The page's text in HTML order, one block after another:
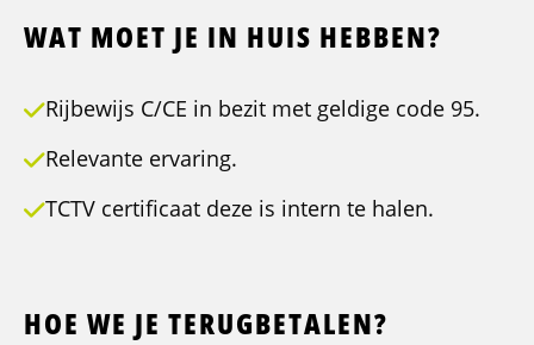
WAT MOET JE IN HUIS HEBBEN?
Rijbewijs C/CE in bezit met geldige code 95.
Relevante ervaring.
TCTV certificaat deze is intern te halen.
HOE WE JE TERUGBETALEN?